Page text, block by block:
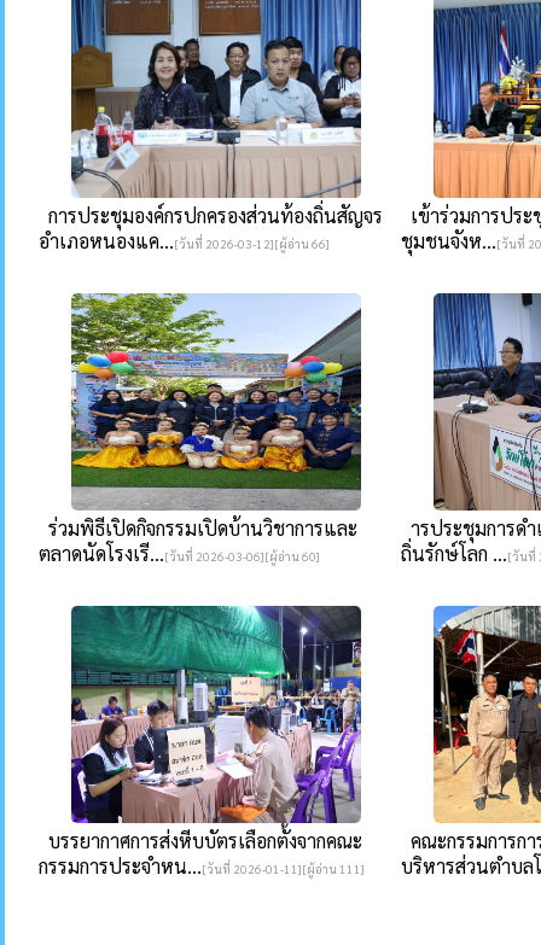
การประชุมองค์กรปกครองส่วนท้องถิ่นสัญจร
อำเภอหนองแค...[วันที่ 2026-03-12][ผู้อ่าน 66]
เข้าร่วมการปร
ชุมชนจังห...[วันที่
ร่วมพิธีเปิดกิจกรรมเปิดบ้านวิชาการและ
ตลาดนัดโรงเรี...[วันที่ 2026-03-06][ผู้อ่าน 60]
ารประชุมการด
ถิ่นรักษ์โลก ...[วันที่
บรรยากาศการส่งหีบบัตรเลือกตั้งจากคณะ
กรรมการประจำหน...[วันที่ 2026-01-11][ผู้อ่าน 111]
คณะกรรมการกา
บริหารส่วนตำบล